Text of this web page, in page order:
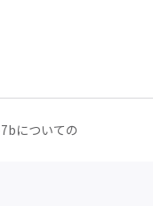
についての